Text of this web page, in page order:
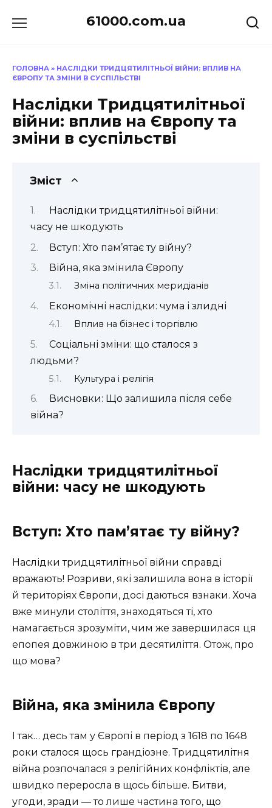
до
61000.com.ua
ГОЛОВНА » НАСЛІДКИ ТРИДЦЯТИЛІТНЬОЇ ВІЙНИ: ВПЛИВ НА
ЄВРОПУ ТА ЗМІНИ В СУСПІЛЬСТВІ
Наслідки Тридцятилітньої
війни: вплив на Європу та
зміни в суспільстві
Зміст
Наслідки тридцятилітньої війни:
часу не шкодують
Вступ: Хто пам’ятає ту війну?
Війна, яка змінила Європу
Зміна політичних меридіанів
Економічні наслідки: чума і злидні
Вплив на бізнес і торгівлю
Соціальні зміни: що сталося з
людьми?
Культура і релігія
Висновки: Що залишила після себе
війна?
Наслідки тридцятилітньої
війни: часу не шкодують
Вступ: Хто пам’ятає ту війну?
Наслідки тридцятилітньої війни справді
вражають! Розриви, які залишила вона в історії
й територіях Європи, досі даються взнаки. Хоча
вже минули століття, знаходяться ті, хто
намагається зрозуміти, чим же завершилася ця
епопея довжиною в три десятиліття. Отож, про
що мова?
Війна, яка змінила Європу
І так… десь там у Європі в період з 1618 по 1648
роки сталося щось грандіозне. Тридцятилітня
війна розпочалася з релігійних конфліктів, але
швидко переросла в щось більше. Битви,
угоди, зради — то лише частина того, що